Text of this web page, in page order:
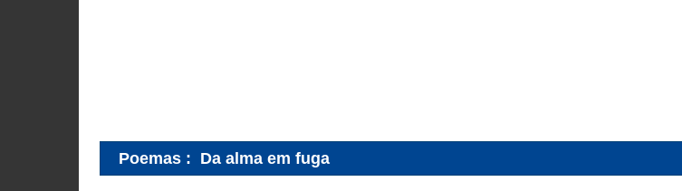
Poemas : Da alma em fuga